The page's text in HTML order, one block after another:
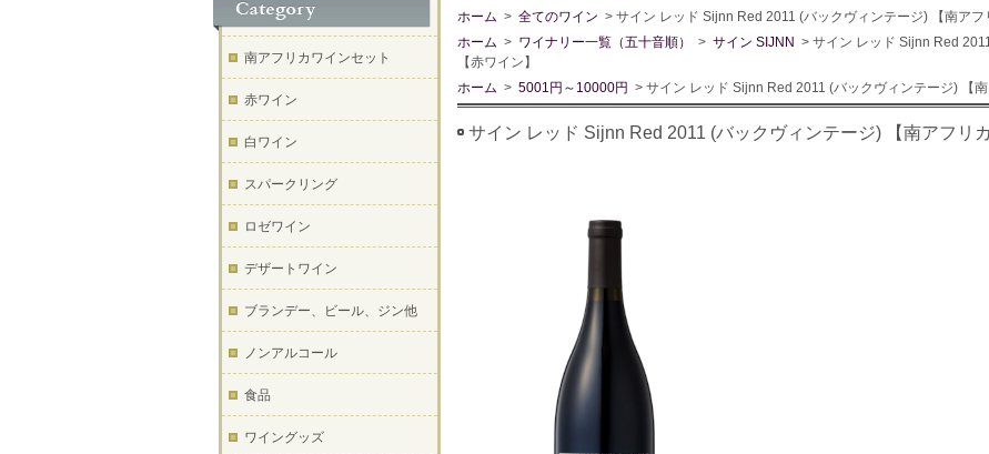
ホーム > 全てのワイン > サイン レッド Sijnn Red 2011 (バックヴィンテージ) 【南アフ
ホーム > ワイナリー一覧（五十音順） > サイン SIJNN > サイン レッド Sijnn Red
【赤ワイン】
ホーム > 5001円～10000円 > サイン レッド Sijnn Red 2011 (バックヴィンテージ) 【
サイン レッド Sijnn Red 2011 (バックヴィンテージ) 【南アフリ
南アフリカワインセット
赤ワイン
白ワイン
スパークリング
ロゼワイン
デザートワイン
ブランデー、ビール、ジン他
ノンアルコール
食品
ワイングッズ